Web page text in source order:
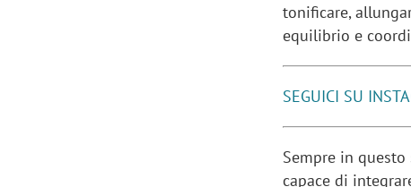
tonificare,
equilibrio e
SEGUICI SU
Sempre in
capace di
Emanuele